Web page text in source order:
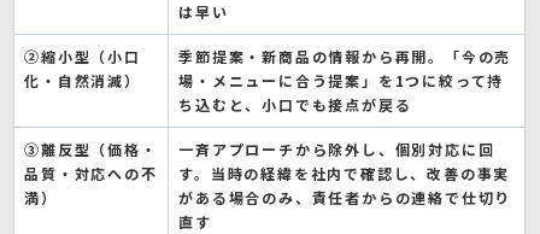
は早い
②縮小型（小口
化・自然消滅）
季節提案・新商品の情報から再開。「今の売
場・メニューに合う提案」を1つに絞って持
ち込むと、小口でも接点が戻る
③離反型（価格・
品質・対応への不
満）
一斉アプローチから除外し、個別対応に回
す。当時の経緯を社内で確認し、改善の事実
がある場合のみ、責任者からの連絡で仕切り
直す